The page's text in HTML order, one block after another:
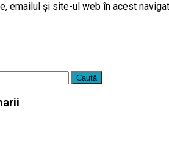
emailul și site-ul web în acest